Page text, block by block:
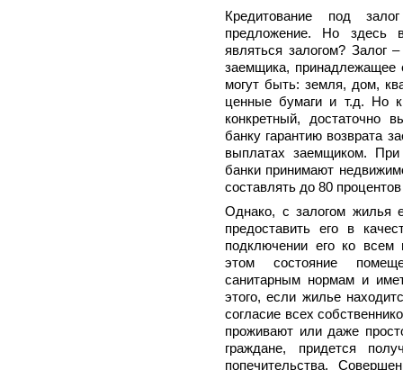
Кредитование под
предложение. Но здесь
являться залогом? Залог
заемщика, принадлежащее
могут быть: земля, дом,
ценные бумаги и т.д. Но
конкретный, достаточно
банку гарантию возврата
выплатах заемщиком.
банки принимают
составлять до 80
Однако, с залогом жилья
предоставить его в
подключении его ко
этом состояние
санитарным нормам и
этого, если жилье
согласие всех
проживают или даже
граждане, придется
попечительства.